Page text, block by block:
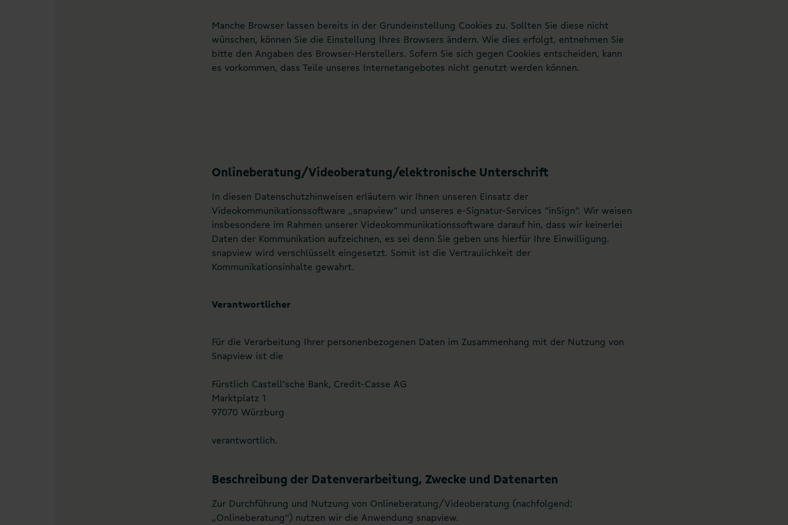
Manche Browser lassen bereits in der Grundeinstellung Cookies zu. Sollten Sie diese nicht
wünschen, können Sie die Einstellung Ihres Browsers ändern. Wie dies erfolgt, entnehmen Sie
bitte den Angaben des Browser-Herstellers. Sofern Sie sich gegen Cookies entscheiden, kann
es vorkommen, dass Teile unseres Internetangebotes nicht genutzt werden können.
Onlineberatung/Videoberatung/elektronische Unterschrift
In diesen Datenschutzhinweisen erläutern wir Ihnen unseren Einsatz der
Videokommunikationssoftware „snapview“ und unseres e-Signatur-Services "inSign“. Wir weisen
insbesondere im Rahmen unserer Videokommunikationssoftware darauf hin, dass wir keinerlei
Daten der Kommunikation aufzeichnen, es sei denn Sie geben uns hierfür Ihre Einwilligung.
snapview wird verschlüsselt eingesetzt. Somit ist die Vertraulichkeit der
Kommunikationsinhalte gewahrt.
Verantwortlicher
Für die Verarbeitung Ihrer personenbezogenen Daten im Zusammenhang mit der Nutzung von
Snapview ist die
Fürstlich Castell'sche Bank, Credit-Casse AG
Marktplatz 1
97070 Würzburg
verantwortlich.
Beschreibung der Datenverarbeitung, Zwecke und Datenarten
Zur Durchführung und Nutzung von Onlineberatung/Videoberatung (nachfolgend:
„Onlineberatung“) nutzen wir die Anwendung snapview.